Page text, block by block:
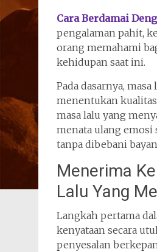
Cara Berdamai
pengalaman pahit,
orang memahami
kehidupan saat ini.
Pada dasarnya,
menentukan
masa lalu yang
menata ulang emosi
tanpa dibebani
Menerima
Lalu Yang
Langkah pertama
kenyataan secara
penyesalan